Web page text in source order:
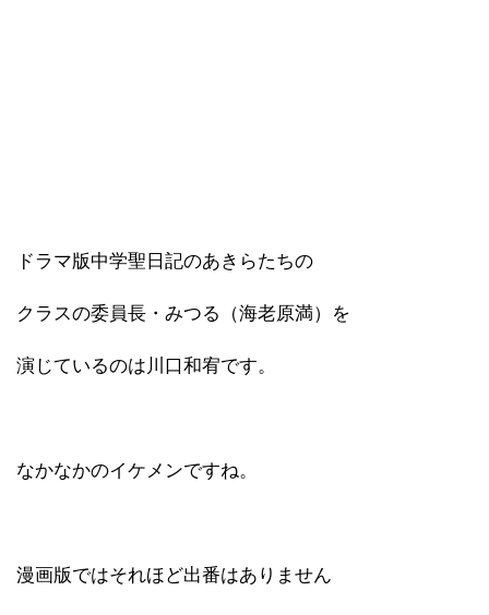
ドラマ版中学聖日記のあきらたちの
クラスの委員長・みつる（海老原満）を
演じているのは川口和宥です。
なかなかのイケメンですね。
漫画版ではそれほど出番はありません